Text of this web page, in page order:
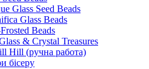
Glass Seed Beads
Glass Beads
Beads
& Crystal Treasures
Hill (ручна работа)
бісеру